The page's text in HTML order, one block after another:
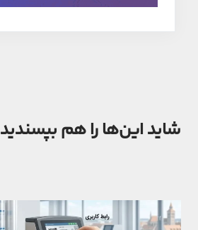
شاید این‌ها را هم بپسندید